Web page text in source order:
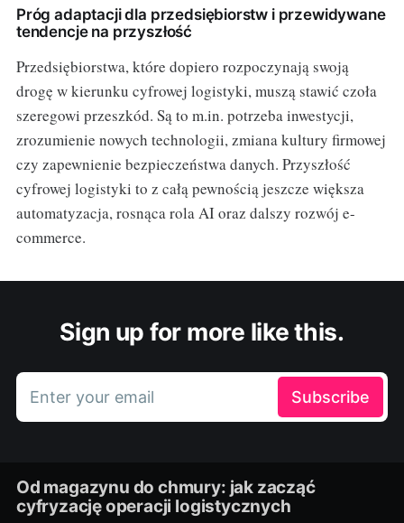
Próg adaptacji dla przedsiębiorstw i przewidywane
tendencje na przyszłość
Przedsiębiorstwa, które dopiero rozpoczynają swoją
drogę w kierunku cyfrowej logistyki, muszą stawić czoła
szeregowi przeszkód. Są to m.in. potrzeba inwestycji,
zrozumienie nowych technologii, zmiana kultury firmowej
czy zapewnienie bezpieczeństwa danych. Przyszłość
cyfrowej logistyki to z całą pewnością jeszcze większa
automatyzacja, rosnąca rola AI oraz dalszy rozwój e-
commerce.
Sign up for more like this.
Enter your email Subscribe
Od magazynu do chmury: jak zacząć
cyfryzację operacji logistycznych